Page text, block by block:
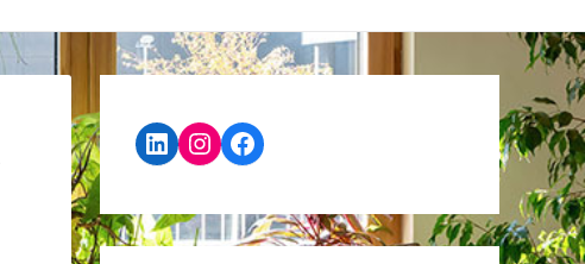
LinkedIn
Instagram
Facebook